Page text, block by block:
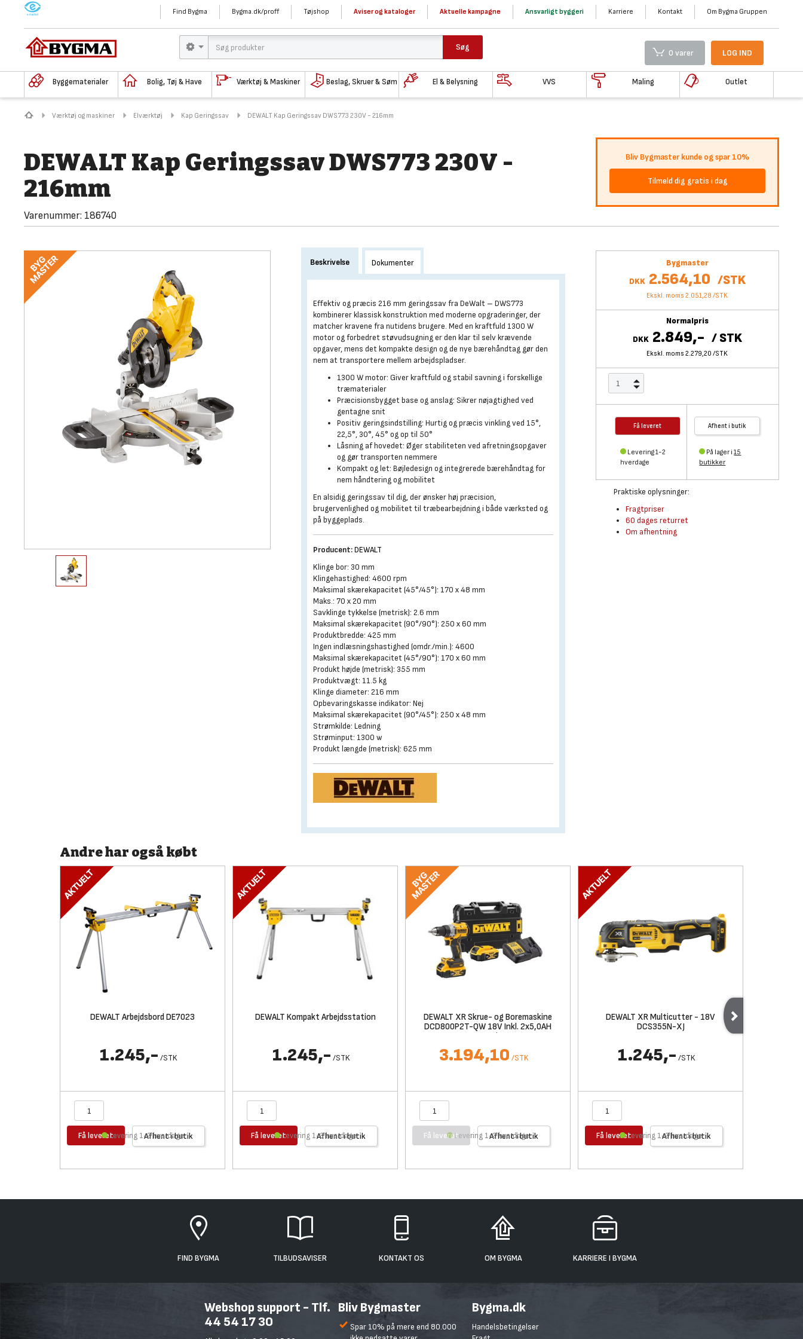
M Find Bygma Bygma.dk/proff Tøjshop Aviser og kataloger Aktuelle kampagne Ansvarligt byggeri Karriere Kontakt Om Bygma Gruppen
Søg
0 varer LOG IND
Byggematerialer Bolig, Tøj & Have Værktøj & Maskiner Beslag, Skruer & Søm El & Belysning VVS Maling Outlet
Værktøj og maskiner Elværktøj Kap Geringssav DEWALT Kap Geringssav DWS773 230V - 216mm
DEWALT Kap Geringssav DWS773 230V -
216mm
Varenummer: 186740
Bliv Bygmaster kunde og spar 10%
Tilmeld dig gratis i dag
Bygmaster
DKK 2.564,10 /STK
Ekskl. moms 2.051,28 /STK
Normalpris
DKK 2.849,- /STK
Ekskl. moms 2.279,20 /STK
Få leveret
Levering 1-2
hverdage
Afhent i butik
På lager i15
butikker
Praktiske oplysninger:
Fragtpriser
60 dages returret
Om afhentning
Beskrivelse Dokumenter
Effektiv og præcis 216 mm geringssav fra DeWalt – DWS773
kombinerer klassisk konstruktion med moderne opgraderinger, der
matcher kravene fra nutidens brugere. Med en kraftfuld 1300 W
motor og forbedret støvudsugning er den klar til selv krævende
opgaver, mens det kompakte design og de nye bærehåndtag gør den
nem at transportere mellem arbejdspladser.
1300 W motor: Giver kraftfuld og stabil savning i forskellige
træmaterialer
Præcisionsbygget base og anslag: Sikrer nøjagtighed ved
gentagne snit
Positiv geringsindstilling: Hurtig og præcis vinkling ved 15°,
22,5°, 30°, 45° og op til 50°
Låsning af hovedet: Øger stabiliteten ved afretningsopgaver
og gør transporten nemmere
Kompakt og let: Bøjledesign og integrerede bærehåndtag for
nem håndtering og mobilitet
En alsidig geringssav til dig, der ønsker høj præcision,
brugervenlighed og mobilitet til træbearbejdning i både værksted og
på byggeplads.
Producent:DEWALT
Klinge bor: 30 mm
Klingehastighed: 4600 rpm
Maksimal skærekapacitet (45°/45°): 170 x 48 mm
Maks.: 70 x 20 mm
Savklinge tykkelse (metrisk): 2.6 mm
Maksimal skærekapacitet (90°/90°): 250 x 60 mm
Produktbredde: 425 mm
Ingen indlæsningshastighed (omdr./min.): 4600
Maksimal skærekapacitet (45°/90°): 170 x 60 mm
Produkt højde (metrisk): 355 mm
Produktvægt: 11.5 kg
Klinge diameter: 216 mm
Opbevaringskasse indikator: Nej
Maksimal skærekapacitet (90°/45°): 250 x 48 mm
Strømkilde: Ledning
Strøminput: 1300 w
Produkt længde (metrisk): 625 mm
Andre har også købt
DEWALT Arbejdsbord DE7023
1.245,- /STK
Få leveret Afhent i butik
Levering 1-2 hverdage
DEWALT Kompakt Arbejdsstation
1.245,- /STK
Få leveret Afhent i butik
Levering 1-3 hverdage
DEWALT XR Skrue- og Boremaskine
DCD800P2T-QW 18V Inkl. 2x5,0AH
Batterier
3.194,10 /STK
Få leveret Afhent i butik
Levering 1-2 hverdage
DEWALT XR Multicutter - 18V
DCS355N-XJ
1.245,- /STK
Få leveret Afhent i butik
Levering 1-2 hverdage
FIND BYGMA TILBUDSAVISER KONTAKT OS OM BYGMA KARRIERE I BYGMA
Webshop support - Tlf.
44 54 17 30
Bliv Bygmaster
Spar 10% på mere end 80.000
Bygma.dk
Handelsbetingelser